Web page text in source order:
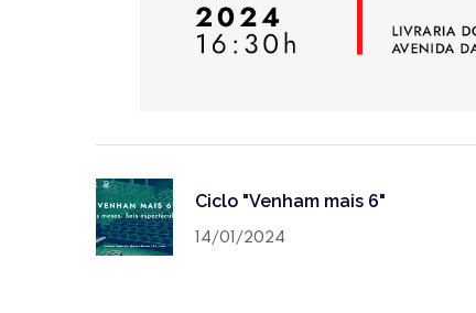
Ciclo "Venham mais 6"
14/01/2024